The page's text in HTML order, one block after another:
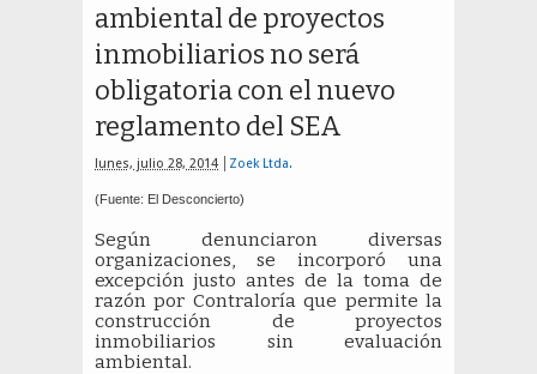
ambiental de proyectos
inmobiliarios no será
obligatoria con el nuevo
reglamento del SEA
lunes, julio 28, 2014 Zoek Ltda.
(Fuente: El Desconcierto)
Según denunciaron diversas
organizaciones, se incorporó una
excepción justo antes de la toma de
razón por Contraloría que permite la
construcción de proyectos
inmobiliarios sin evaluación
ambiental.